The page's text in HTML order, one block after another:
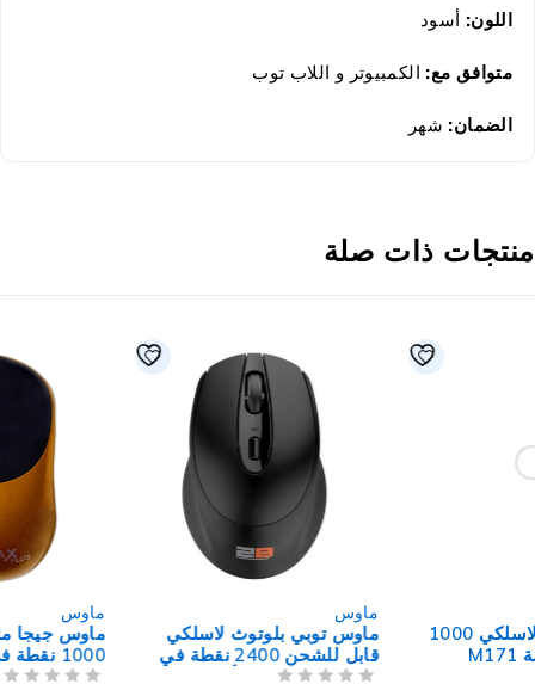
اللون:أسود
متوافق مع: الكمبيوتر و اللاب توب
الضمان:شهر
ذات صلة
ماوس توبي بلوتوث لاسلكي
قابل للشحن 2400 نقطة في
ماوس جيجا ماكس بلس سلكي
1000 نقطة فى البوصة G-